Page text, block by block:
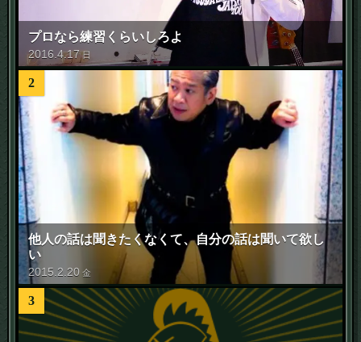
プロなら練習くらいしろよ
2016 .4.17 日
2
他人の話は聞きたくなくて、自分の話は聞いて欲し
い
2015 2 20 金
3